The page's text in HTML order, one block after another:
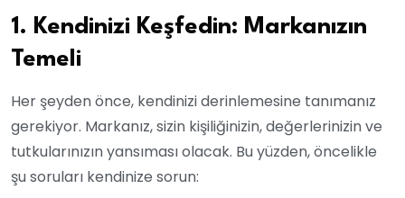
1. Kendinizi Keşfedin: Markanızın
Temeli
Her şeyden önce, kendinizi derinlemesine tanımanız
gerekiyor. Markanız, sizin kişiliğinizin, değerlerinizin ve
tutkularınızın yansıması olacak. Bu yüzden, öncelikle
şu soruları kendinize sorun: